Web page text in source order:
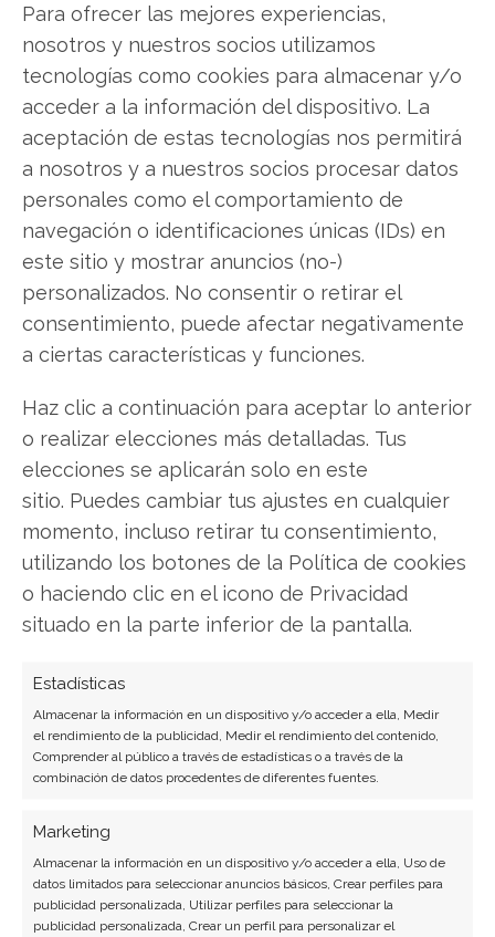
Para ofrecer las mejores experiencias,
nosotros y nuestros socios utilizamos
tecnologías como cookies para almacenar y/o
acceder a la información del dispositivo. La
aceptación de estas tecnologías nos permitirá
a nosotros y a nuestros socios procesar datos
personales como el comportamiento de
navegación o identificaciones únicas (IDs) en
este sitio y mostrar anuncios (no-)
personalizados. No consentir o retirar el
consentimiento, puede afectar negativamente
a ciertas características y funciones.
Haz clic a continuación para aceptar lo anterior
o realizar elecciones más detalladas. Tus
elecciones se aplicarán solo en este
sitio. Puedes cambiar tus ajustes en cualquier
momento, incluso retirar tu consentimiento,
utilizando los botones de la Política de cookies
o haciendo clic en el icono de Privacidad
situado en la parte inferior de la pantalla.
Estadísticas
Almacenar la información en un dispositivo y/o acceder a ella, Medir
el rendimiento de la publicidad, Medir el rendimiento del contenido,
Comprender al público a través de estadísticas o a través de la
combinación de datos procedentes de diferentes fuentes.
Marketing
Almacenar la información en un dispositivo y/o acceder a ella, Uso de
datos limitados para seleccionar anuncios básicos, Crear perfiles para
publicidad personalizada, Utilizar perfiles para seleccionar la
publicidad personalizada, Crear un perfil para personalizar el
PayPal
Compartir este artículo
Twitter
Facebook
LinkedIn
SOBRE EL AUTOR
Laura Fernández Silva
comercio electrónico y aplicaciones móviles.
Colaboradora habitual en medios especializados
del sector tech.
Ver todos los artículos →